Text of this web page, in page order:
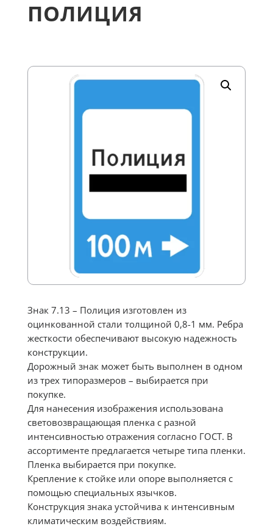
ПОЛИЦИЯ
Знак 7.13 – Полиция изготовлен из
оцинкованной стали толщиной 0,8-1 мм. Ребра
жесткости обеспечивают высокую надежность
конструкции.
Дорожный знак может быть выполнен в одном
из трех типоразмеров – выбирается при
покупке.
Для нанесения изображения использована
световозвращающая пленка с разной
интенсивностью отражения согласно ГОСТ. В
ассортименте предлагается четыре типа пленки.
Пленка выбирается при покупке.
Крепление к стойке или опоре выполняется с
помощью специальных язычков.
Конструкция знака устойчива к интенсивным
климатическим воздействиям.